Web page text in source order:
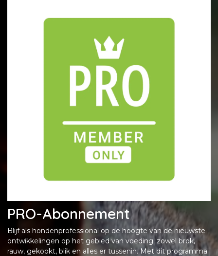
PRO-Abonnement
Blijf als hondenprofessional op de hoogte van de nieuwste
ontwikkelingen op het gebied van voeding; zowel brok,
rauw, gekookt, blik en alles er tussenin. Met dit programma